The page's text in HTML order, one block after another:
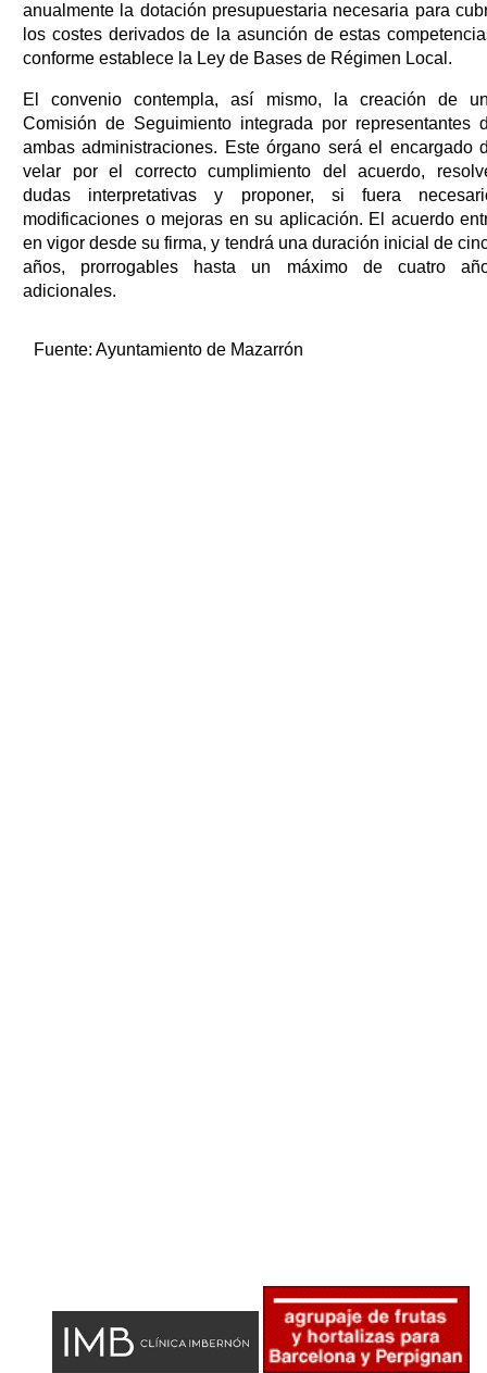
anualmente la dotación presupuestaria necesaria para
los costes derivados de la asunción de estas
conforme establece la Ley de Bases de Régimen Local.
El convenio contempla, así mismo, la creación de
Comisión de Seguimiento integrada por representantes
ambas administraciones. Este órgano será el encargado
velar por el correcto cumplimiento del acuerdo,
dudas interpretativas y proponer, si fuera
modificaciones o mejoras en su aplicación. El acuerdo
en vigor desde su firma, y tendrá una duración inicial de
años, prorrogables hasta un máximo de cuatro
adicionales.
Fuente: Ayuntamiento de Mazarrón